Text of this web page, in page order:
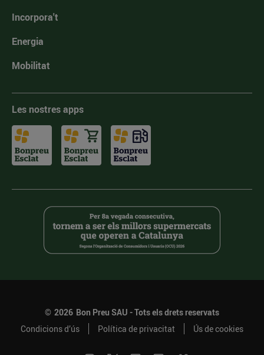
Incorpora't
Energia
Mobilitat
Les nostres apps
© 2026 Bon Preu SAU - Tots els drets reservats
Condicions d’ús
Política de privacitat Ús de cookies